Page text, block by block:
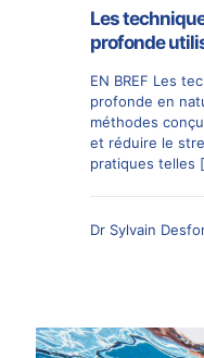
Les
profonde
EN BREF Les
profonde en
méthodes
et réduire le
pratiques telles
Dr Sylvain